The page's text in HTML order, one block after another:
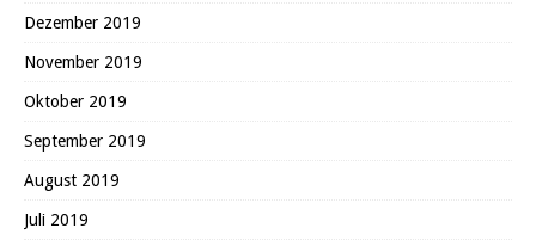
Dezember 2019
November 2019
Oktober 2019
September 2019
August 2019
Juli 2019